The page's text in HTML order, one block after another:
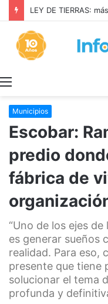
Municipios
Escobar:
predio
fábrica de
“Uno de los ejes
es generar sueños
realidad. Para eso,
presente que tiene
solucionar el tema
profunda y